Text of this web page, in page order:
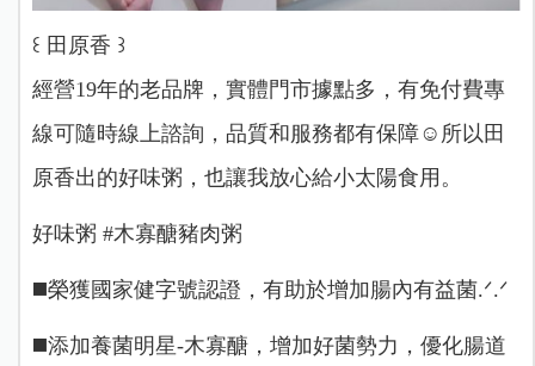
꒰ 田原香 ꒱
經營19年的老品牌，實體門市據點多，有免付費專
線可隨時線上諮詢，品質和服務都有保障‪☺️所以田
原香出的好味粥，也讓我放心給小太陽食用。
好味粥 #木寡醣豬肉粥
◼️榮獲國家健字號認證，有助於增加腸內有益菌.ᐟ‪‪‪.ᐟ‪
‪‪◼️添加養菌明星-木寡醣，增加好菌勢力，優化腸道